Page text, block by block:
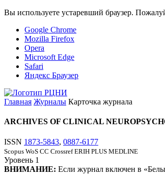
Вы используете устаревший браузер.
Google Chrome
Mozilla Firefox
Opera
Microsoft Edge
Safari
Яндекс Браузер
Главная Журналы Карточка журнала
ARCHIVES OF CLINICAL
ISSN 1873-5843, 0887-6177
Scopus WoS CC Crossref ERIH PLUS MEDLINE
Уровень 1
ВНИМАНИЕ: Если журнал включен в